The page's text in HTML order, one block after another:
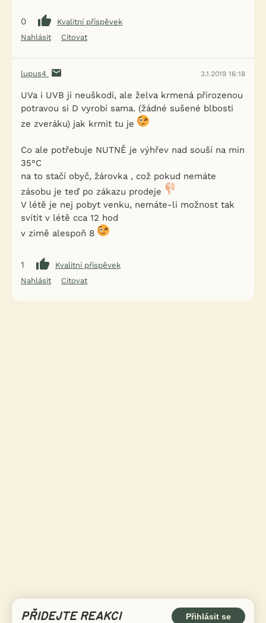
0
Kvalitní příspěvek
Nahlásit
Citovat
lupus4 3.1.2019 16:18
UVa i UVB ji neuškodí, ale želva krmená přirozenou
potravou si D vyrobí sama. (žádné sušené blbosti
ze zveráku) jak krmit tu je
Co ale potřebuje NUTNĚ je výhřev nad souší na min
35°C
na to stačí obyč, žárovka , což pokud nemáte
zásobu je teď po zákazu prodeje
V létě je nej pobyt venku, nemáte-li možnost tak
svítit v létě cca 12 hod
v zimě alespoň 8
1
Kvalitní příspěvek
Nahlásit
Citovat
PŘIDEJTE REAKCI Přihlásit se